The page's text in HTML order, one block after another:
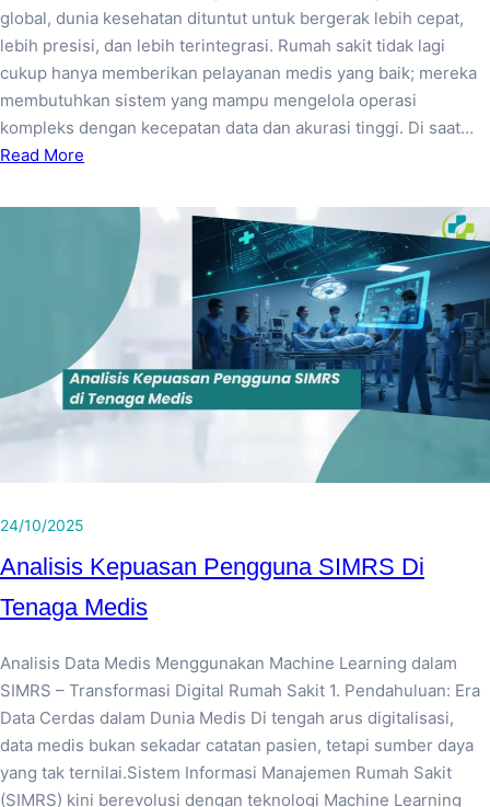
global, dunia kesehatan dituntut untuk bergerak lebih cepat,
lebih presisi, dan lebih terintegrasi. Rumah sakit tidak lagi
cukup hanya memberikan pelayanan medis yang baik; mereka
membutuhkan sistem yang mampu mengelola operasi
kompleks dengan kecepatan data dan akurasi tinggi. Di saat…
Read More
24/10/2025
Analisis Kepuasan Pengguna SIMRS Di
Tenaga Medis
Analisis Data Medis Menggunakan Machine Learning dalam
SIMRS – Transformasi Digital Rumah Sakit 1. Pendahuluan: Era
Data Cerdas dalam Dunia Medis Di tengah arus digitalisasi,
data medis bukan sekadar catatan pasien, tetapi sumber daya
yang tak ternilai.Sistem Informasi Manajemen Rumah Sakit
(SIMRS) kini berevolusi dengan teknologi Machine Learning